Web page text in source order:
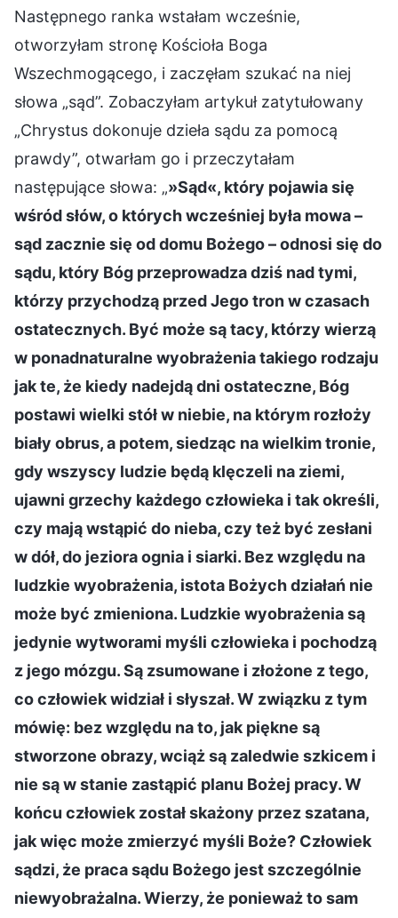
Następnego ranka wstałam wcześnie,
otworzyłam stronę Kościoła Boga
Wszechmogącego, i zaczęłam szukać na niej
słowa „sąd”. Zobaczyłam artykuł zatytułowany
„Chrystus dokonuje dzieła sądu za pomocą
prawdy”, otwarłam go i przeczytałam
następujące słowa: „»Sąd«, który pojawia się
wśród słów, o których wcześniej była mowa –
sąd zacznie się od domu Bożego – odnosi się do
sądu, który Bóg przeprowadza dziś nad tymi,
którzy przychodzą przed Jego tron w czasach
ostatecznych. Być może są tacy, którzy wierzą
w ponadnaturalne wyobrażenia takiego rodzaju
jak te, że kiedy nadejdą dni ostateczne, Bóg
postawi wielki stół w niebie, na którym rozłoży
biały obrus, a potem, siedząc na wielkim tronie,
gdy wszyscy ludzie będą klęczeli na ziemi,
ujawni grzechy każdego człowieka i tak określi,
czy mają wstąpić do nieba, czy też być zesłani
w dół, do jeziora ognia i siarki. Bez względu na
ludzkie wyobrażenia, istota Bożych działań nie
może być zmieniona. Ludzkie wyobrażenia są
jedynie wytworami myśli człowieka i pochodzą
z jego mózgu. Są zsumowane i złożone z tego,
co człowiek widział i słyszał. W związku z tym
mówię: bez względu na to, jak piękne są
stworzone obrazy, wciąż są zaledwie szkicem i
nie są w stanie zastąpić planu Bożej pracy. W
końcu człowiek został skażony przez szatana,
jak więc może zmierzyć myśli Boże? Człowiek
sądzi, że praca sądu Bożego jest szczególnie
niewyobrażalna. Wierzy, że ponieważ to sam